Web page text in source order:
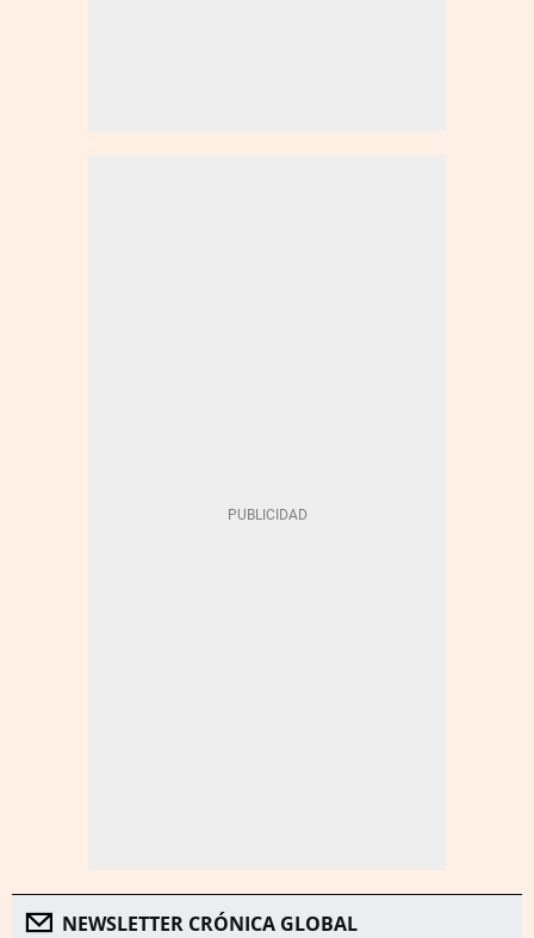
NEWSLETTER CRÓNICA GLOBAL